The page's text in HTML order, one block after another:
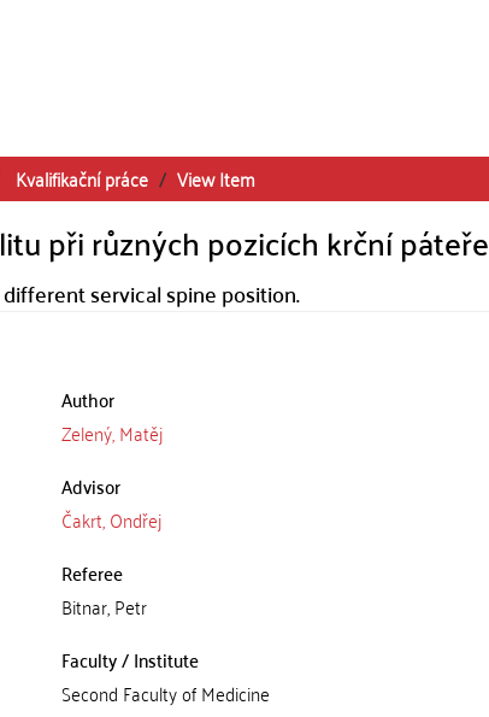
Kvalifikační práce View Item
při různých pozicích krční páteře
servical spine position.
Author
Zelený, Matěj
Advisor
Čakrt, Ondřej
Referee
Bitnar, Petr
Faculty / Institute
Second Faculty of Medicine